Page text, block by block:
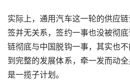
实际上，通用汽车这一轮的供应
签并无关系，签约一事也没被彻
链彻底与中国脱钩一事，其实也
到完整的发展体系，牵一发而动
是一揽子计划。